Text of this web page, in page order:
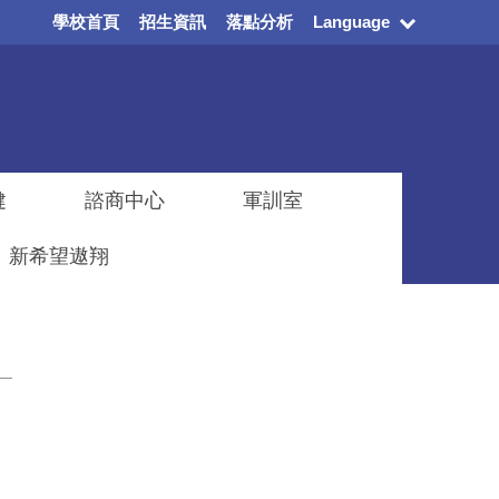
學校首頁 招生資訊 落點分析 Language
諮商中心 軍訓室
新希望遨翔